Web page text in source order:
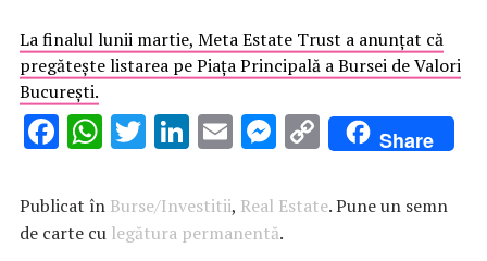
La finalul lunii martie, Meta Estate Trust a anunțat că
pregătește listarea pe Piața Principală a Bursei de Valori
București.
F
e
b
W
at
s
T
it
te
Li
k
e
E
ai
l
M
se
n
C
o
p
Share
Publicat în Burse/Investitii, Real Estate. Pune un semn
de carte cu legătura permanentă.